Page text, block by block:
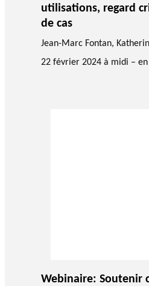
utilisations, regard
de cas
Jean-Marc Fontan,
22 février 2024 à midi –
Webinaire: Soutenir